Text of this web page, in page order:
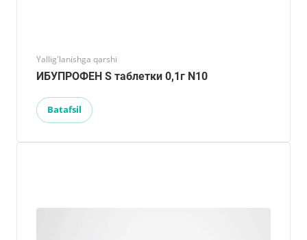
Yallig'lanishga qarshi
ИБУПРОФЕН S таблетки 0,1г N10
Batafsil